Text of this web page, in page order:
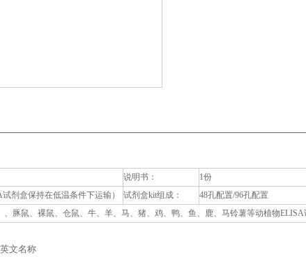
说明书：
1份
剂盒保持在低温条件下运输） 试剂盒kit组成：
48孔配置/96孔配置
、豚鼠、裸鼠、仓鼠、牛、羊、马、猪、鸡、鸭、鱼、鹿、马铃薯等动植物ELISA
称